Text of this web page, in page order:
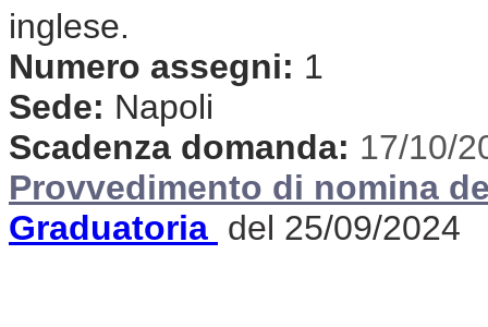
inglese.
Numero assegni: 1
Sede: Napoli
Scadenza domanda: 17/10/
Provvedimento di nomina
Graduatoria del 25/09/2024